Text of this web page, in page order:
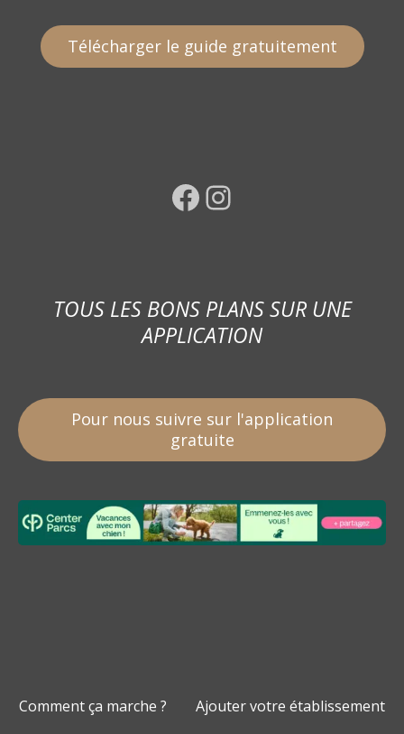
Télécharger le guide gratuitement
Facebook Instagram
TOUS LES BONS PLANS SUR UNE
APPLICATION
Pour nous suivre sur l'application
gratuite
Comment ça marche ?
Ajouter votre établissement